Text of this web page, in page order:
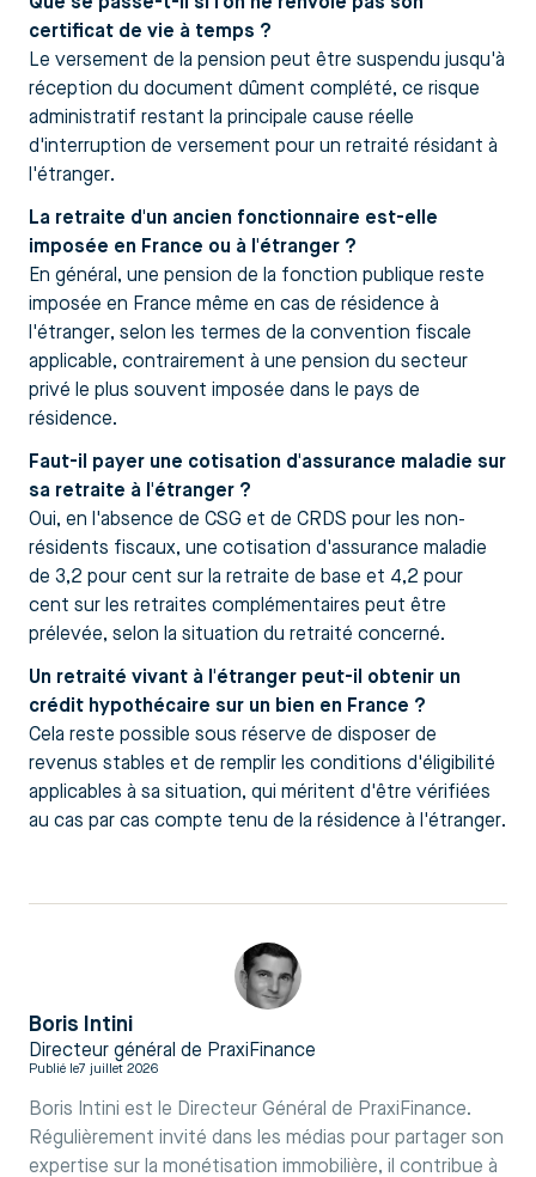
certificat de vie à temps ?
Le versement de la pension peut être suspendu jusqu'à
réception du document dûment complété, ce risque
administratif restant la principale cause réelle
d'interruption de versement pour un retraité résidant à
l'étranger.
La retraite d'un ancien fonctionnaire est-elle
imposée en France ou à l'étranger ?
En général, une pension de la fonction publique reste
imposée en France même en cas de résidence à
l'étranger, selon les termes de la convention fiscale
applicable, contrairement à une pension du secteur
privé le plus souvent imposée dans le pays de
résidence.
Faut-il payer une cotisation d'assurance maladie sur
sa retraite à l'étranger ?
Oui, en l'absence de CSG et de CRDS pour les non-
résidents fiscaux, une cotisation d'assurance maladie
de 3,2 pour cent sur la retraite de base et 4,2 pour
cent sur les retraites complémentaires peut être
prélevée, selon la situation du retraité concerné.
Un retraité vivant à l'étranger peut-il obtenir un
crédit hypothécaire sur un bien en France ?
Cela reste possible sous réserve de disposer de
revenus stables et de remplir les conditions d'éligibilité
applicables à sa situation, qui méritent d'être vérifiées
au cas par cas compte tenu de la résidence à l'étranger.
Boris Intini
Directeur général de PraxiFinance
Publié le7 juillet 2026
Boris Intini est le Directeur Général de PraxiFinance.
Régulièrement invité dans les médias pour partager son
expertise sur la monétisation immobilière, il contribue à